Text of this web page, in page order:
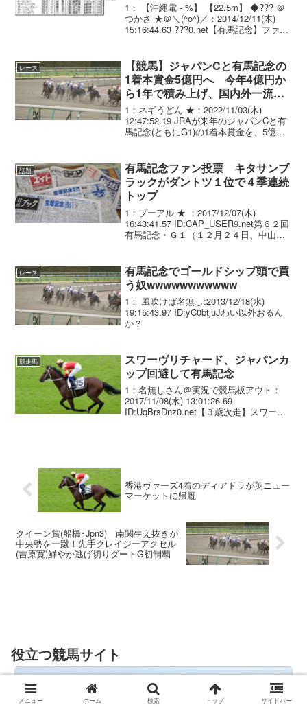
1： 【沖縄電 - %】 【22.5m】 ◆??? ＠
つかさ ★＠＼(^o^)／：2014/12/11(木)
15:16:44.63 ???0.net【有馬記念】ファン
レース
【競馬】ジャパンCと有馬記念の
1着本賞金5億円へ 今年4億円か
ら1年で積み上げ、国内外一流馬
の積極的な参戦促す
1：ネギうどん ★：2022/11/03(木)
12:47:52.19 JRAが来年のジャパンCと有
馬記念(ともにG1)の1着本賞金を、5億円
引き上げられたばかり...
話題
有馬記念ファン投票 キタサンブ
ラックがダントツ１位で４季連続
トップ
1：プーアル ★ ：2017/12/07(木)
16:43:41.57 ID:CAP_USER9.net第６２回
有馬記念・Ｇ１（１２月２４日、中山競
た。有効投票総数は１...
レース
有馬記念でゴールドシップ頭で買
う奴wwwwwwwwwww
1： 風吹けば名無し:2013/12/18(水)
19:15:43.97 ID:yC0btjuJわい以外おるん
か？
競走馬
スワーヴリチャード、ジャパンカ
ップ回避して有馬記念
1：名無しさん＠実況で競馬板アウト：
2017/11/08(水) 13:01:26.69
ID:UqBrsDnz0.net【３歳次走】スワーヴ
香港ヴァーズ4着のディアドラが英ニュー
マーケットに帰厩
クイーン賞(船橋･Jpn3) 南関生え抜きが
中央勢を一蹴！先手クレイジーアクセル
(吉原寛)鮮やか逃げ切りダートG初制覇
役立つ競馬サイト
メニュー ホーム 検索 トップ サイドバー